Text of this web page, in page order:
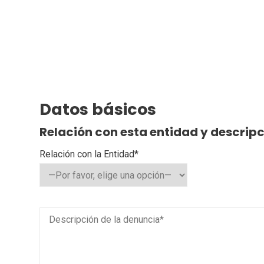
Datos básicos
Relación con esta entidad y
Relación con la Entidad*